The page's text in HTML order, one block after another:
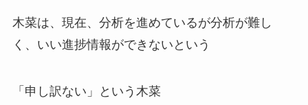
木菜は、現在、分析を進めているが分析が難し
く、いい進捗情報ができないという
「申し訳ない」という木菜